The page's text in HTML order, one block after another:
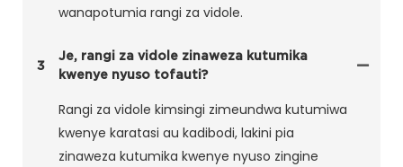
wanapotumia rangi za vidole.
3
Je, rangi za vidole zinaweza kutumika
kwenye nyuso tofauti?
Rangi za vidole kimsingi zimeundwa kutumiwa
kwenye karatasi au kadibodi, lakini pia
zinaweza kutumika kwenye nyuso zingine